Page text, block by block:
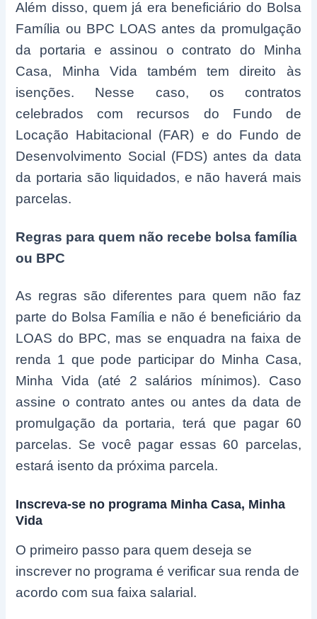
Além disso, quem já era beneficiário do Bolsa
Família ou BPC LOAS antes da promulgação
da portaria e assinou o contrato do Minha
Casa, Minha Vida também tem direito às
isenções. Nesse caso, os contratos
celebrados com recursos do Fundo de
Locação Habitacional (FAR) e do Fundo de
Desenvolvimento Social (FDS) antes da data
da portaria são liquidados, e não haverá mais
parcelas.
Regras para quem não recebe bolsa família
ou BPC
As regras são diferentes para quem não faz
parte do Bolsa Família e não é beneficiário da
LOAS do BPC, mas se enquadra na faixa de
renda 1 que pode participar do Minha Casa,
Minha Vida (até 2 salários mínimos). Caso
assine o contrato antes ou antes da data de
promulgação da portaria, terá que pagar 60
parcelas. Se você pagar essas 60 parcelas,
estará isento da próxima parcela.
Inscreva-se no programa Minha Casa, Minha
Vida
O primeiro passo para quem deseja se
inscrever no programa é verificar sua renda de
acordo com sua faixa salarial.